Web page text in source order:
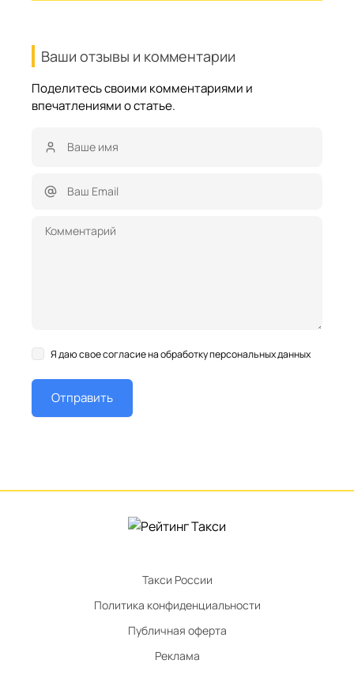
Ваши отзывы и комментарии
Поделитесь своими комментариями и
впечатлениями о статье.
Я даю свое согласие на обработку персональных данных
Такси России
Политика конфиденциальности
Публичная оферта
Реклама